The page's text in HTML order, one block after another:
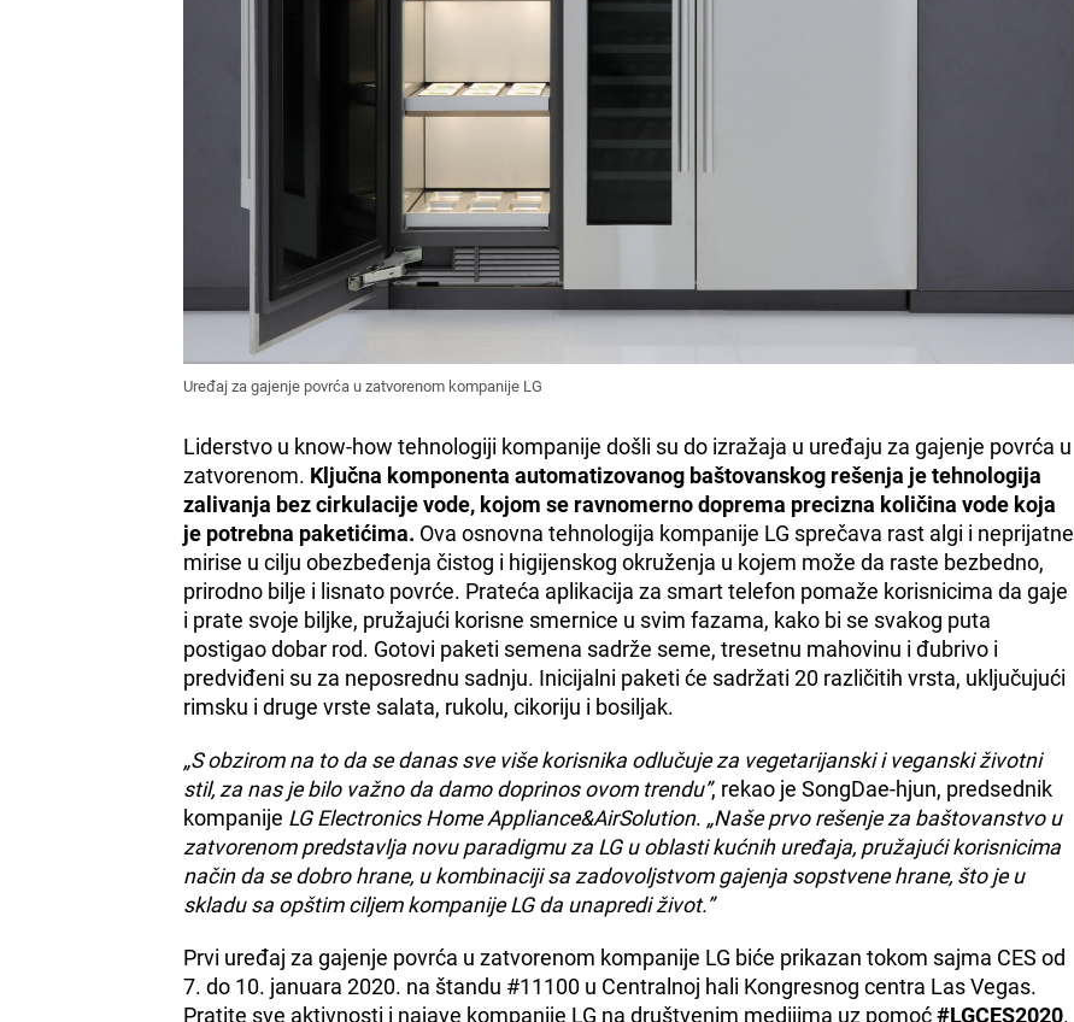
Uređaj za gajenje povrća u zatvorenom kompanije LG
Liderstvo u know-how tehnologiji kompanije došli su do izražaja u uređaju za gajenje povrća u
zatvorenom. Ključna komponenta automatizovanog baštovanskog rešenja je tehnologija
zalivanja bez cirkulacije vode, kojom se ravnomerno doprema precizna količina vode koja
je potrebna paketićima. Ova osnovna tehnologija kompanije LG sprečava rast algi i neprijatne
mirise u cilju obezbeđenja čistog i higijenskog okruženja u kojem može da raste bezbedno,
prirodno bilje i lisnato povrće. Prateća aplikacija za smart telefon pomaže korisnicima da gaje
i prate svoje biljke, pružajući korisne smernice u svim fazama, kako bi se svakog puta
postigao dobar rod. Gotovi paketi semena sadrže seme, tresetnu mahovinu i đubrivo i
predviđeni su za neposrednu sadnju. Inicijalni paketi će sadržati 20 različitih vrsta, uključujući
rimsku i druge vrste salata, rukolu, cikoriju i bosiljak.
„S obzirom na to da se danas sve više korisnika odlučuje za vegetarijanski i veganski životni
stil, za nas je bilo važno da damo doprinos ovom trendu”, rekao je SongDae-hjun, predsednik
kompanije LG Electronics Home Appliance&AirSolution. „Naše prvo rešenje za baštovanstvo u
zatvorenom predstavlja novu paradigmu za LG u oblasti kućnih uređaja, pružajući korisnicima
način da se dobro hrane, u kombinaciji sa zadovoljstvom gajenja sopstvene hrane, što je u
skladu sa opštim ciljem kompanije LG da unapredi život.”
Prvi uređaj za gajenje povrća u zatvorenom kompanije LG biće prikazan tokom sajma CES od
7. do 10. januara 2020. na štandu #11100 u Centralnoj hali Kongresnog centra Las Vegas.
Pratite sve aktivnosti i najave kompanije LG na društvenim medijima uz pomoć #LGCES2020.